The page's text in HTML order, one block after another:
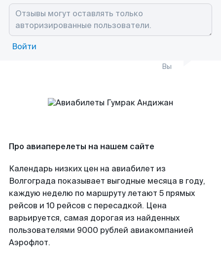
Войти
Вы
Про авиаперелеты на нашем сайте
Календарь низких цен на авиабилет из
Волгограда показывает выгодные месяца в году,
каждую неделю по маршруту летают 5 прямых
рейсов и 10 рейсов с пересадкой. Цена
варьируется, самая дорогая из найденных
пользователями 9000 рублей авиакомпанией
Аэрофлот.